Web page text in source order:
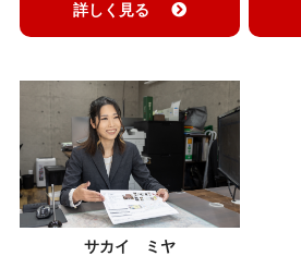
詳しく見る
サカイ ミヤ